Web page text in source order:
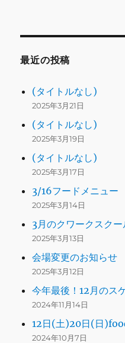
最近の投稿
(タイトルなし)
2025年3月21日
(タイトルなし)
2025年3月19日
(タイトルなし)
2025年3月17日
3/16フードメニュー
2025年3月14日
3月のクワークスク
2025年3月13日
会場変更のお知らせ
2025年3月12日
今年最後！12月のス
2024年11月14日
12日(土)20日(日
2024年10月7日